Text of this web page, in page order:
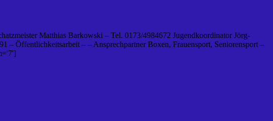
Matthias Barkowski – Tel. 0173/4984672 Jugendkoordinator Jörg-
– Öffentlichkeitsarbeit – – Ansprechpartner Boxen, Frauensport, Seniorensport –